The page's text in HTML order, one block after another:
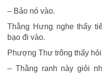
– Bảo nó vào.
Thằng Hưng nghe thấy
bạo đi vào.
Phượng Thư trông thấy
– Thằng ranh này giỏi